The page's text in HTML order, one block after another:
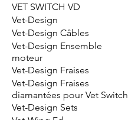
VET SWITCH VD
Vet-Design
Vet-Design Câbles
Vet-Design Ensemble
moteur
Vet-Design Fraises
Vet-Design Fraises
diamantées pour Vet Switch
Vet-Design Sets